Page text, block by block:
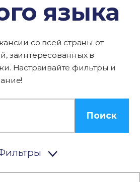
языка
со всей страны от
заинтересованных в
Настраивайте фильтры и
Поиск